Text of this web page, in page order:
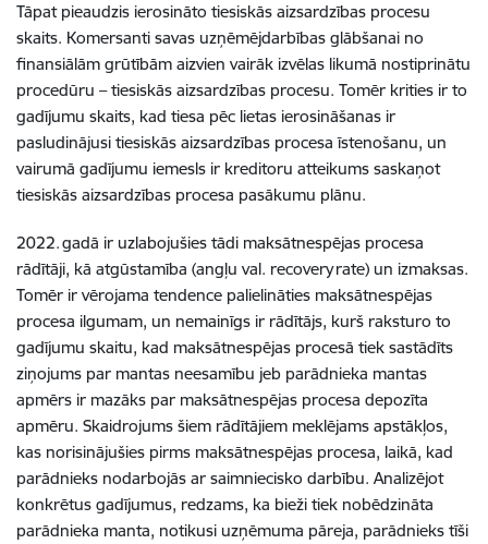
Tāpat pieaudzis ierosināto tiesiskās aizsardzības procesu
skaits. Komersanti savas uzņēmējdarbības glābšanai no
finansiālām grūtībām aizvien vairāk izvēlas likumā nostiprinātu
procedūru – tiesiskās aizsardzības procesu. Tomēr krities ir to
gadījumu skaits, kad tiesa pēc lietas ierosināšanas ir
pasludinājusi tiesiskās aizsardzības procesa īstenošanu, un
vairumā gadījumu iemesls ir kreditoru atteikums saskaņot
tiesiskās aizsardzības procesa pasākumu plānu.
2022. gadā ir uzlabojušies tādi maksātnespējas procesa
rādītāji, kā atgūstamība (angļu val. recovery rate) un izmaksas.
Tomēr ir vērojama tendence palielināties maksātnespējas
procesa ilgumam, un nemainīgs ir rādītājs, kurš raksturo to
gadījumu skaitu, kad maksātnespējas procesā tiek sastādīts
ziņojums par mantas neesamību jeb parādnieka mantas
apmērs ir mazāks par maksātnespējas procesa depozīta
apmēru. Skaidrojums šiem rādītājiem meklējams apstākļos,
kas norisinājušies pirms maksātnespējas procesa, laikā, kad
parādnieks nodarbojās ar saimniecisko darbību. Analizējot
konkrētus gadījumus, redzams, ka bieži tiek nobēdzināta
parādnieka manta, notikusi uzņēmuma pāreja, parādnieks tīši